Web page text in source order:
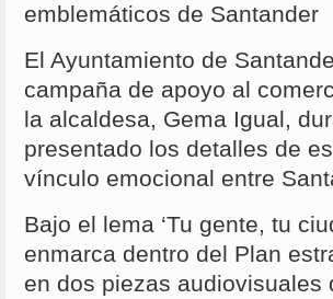
emblemáticos de Santander
El Ayuntamiento de
campaña de apoyo al
la alcaldesa, Gema Igual,
presentado los detalles de
vínculo emocional entre
Bajo el lema ‘Tu gente, tu
enmarca dentro del Plan
en dos piezas